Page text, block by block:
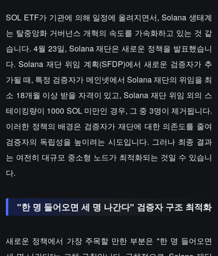
SOL ETF가 기관에 의해 일정에 올려지면서, Solana 생태계
는 탈중앙화 거버넌스 개혁의 속도를 가속화하고 있는 것 같
습니다. 4월 23일, Solana 재단은 새로운 정책을 발표했습니
다. Solana 재단 위임 계획(SFDP)에서 새로운 검증자가 추
가될 때, 특정 검증자가 메인넷에서 Solana 재단의 위임을 최
소 18개월 이상 받을 자격이 있고, Solana 재단 위임 외의 스
테이킹량이 1000 SOL 미만인 경우, 그 중 3명이 제거됩니다.
이러한 정책의 배경은 검증자가 재단에 대한 의존도를 줄여
검증자의 독립성을 높이려는 시도입니다. 그러나 최종 결과
는 여전히 대규모 중소형 노드가 최적화되는 것일 수 있습니
다.
"한 명 들어오면 세 명 나간다" 검증자 구조 최적화
새로운 정책에서 가장 주목할 만한 부분은 "한 명 들어오면